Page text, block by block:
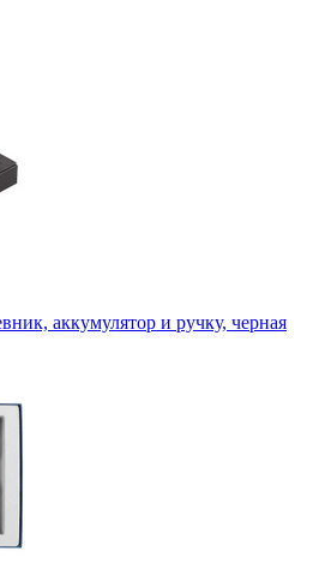
аккумулятор и ручку, черная